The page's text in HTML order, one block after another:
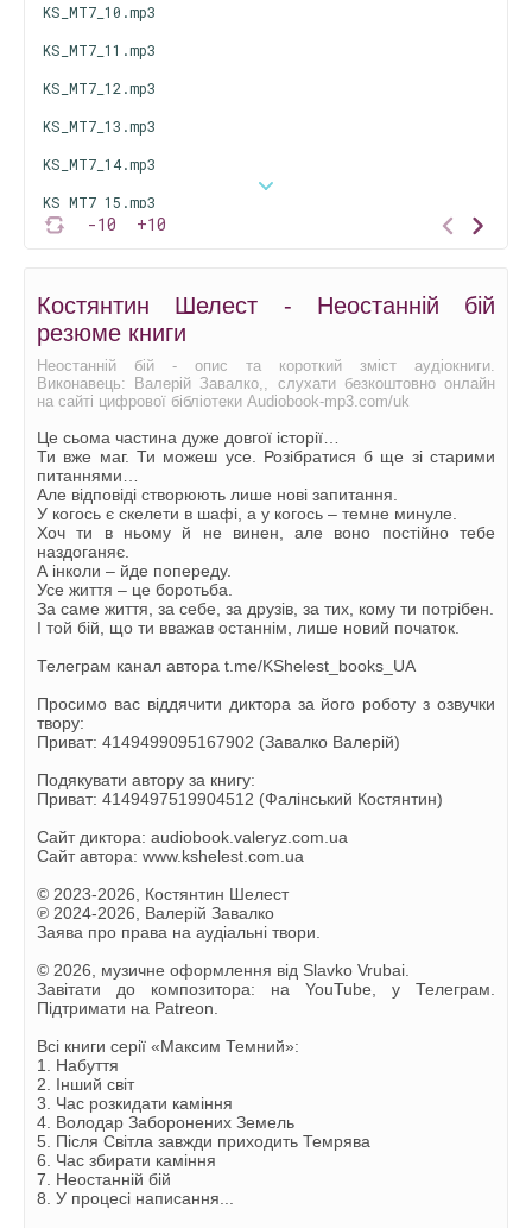
-10 +10
KS_MT7_10.mp3
KS_MT7_11.mp3
KS_MT7_12.mp3
KS_MT7_13.mp3
KS_MT7_14.mp3
KS_MT7_15.mp3
KS_MT7_16.mp3
KS_MT7_18.mp3
KS_MT7_20.mp3
KS_MT7_21.mp3
KS_MT7_22.mp3
KS_MT7_23.mp3
KS_MT7_24.mp3
KS_MT7_25.mp3
KS_MT7_26.mp3
KS_MT7_27.mp3
KS_MT7_28.mp3
KS_MT7_29.mp3
KS_MT7_30.mp3
KS_MT7_31.mp3
KS_MT7_32.mp3
KS_MT7_33.mp3
KS_MT7_34.mp3
KS_MT7_35 warrior.mp3
KS_MT7_36.mp3
KS_MT7_37.mp3
KS_MT7_38.mp3
KS_MT7_39.mp3
KS_MT7_40.mp3
Костянтин Шелест - Неостанній бій
резюме книги
Неостанній бій - опис та короткий зміст аудіокниги.
Виконавець: Валерій Завалко,, слухати безкоштовно онлайн
на сайті цифрової бібліотеки Audiobook-mp3.com/uk
Це сьома частина дуже довгої історії…
Ти вже маг. Ти можеш усе. Розібратися б ще зі старими
питаннями…
Але відповіді створюють лише нові запитання.
У когось є скелети в шафі, а у когось – темне минуле.
Хоч ти в ньому й не винен, але воно постійно тебе
наздоганяє.
А інколи – йде попереду.
Усе життя – це боротьба.
За саме життя, за себе, за друзів, за тих, кому ти потрібен.
І той бій, що ти вважав останнім, лише новий початок.
Телеграм канал автора t.me/KShelest_books_UA
Просимо вас віддячити диктора за його роботу з озвучки
твору:
Приват: 4149499095167902 (Завалко Валерій)
Подякувати автору за книгу:
Приват: 4149497519904512 (Фалінський Костянтин)
Сайт диктора: audiobook.valeryz.com.ua
Сайт автора: www.kshelest.com.ua
© 2023-2026, Костянтин Шелест
℗ 2024-2026, Валерій Завалко
Заява про права на аудіальні твори.
© 2026, музичне оформлення від Slavko Vrubai.
Завітати до композитора: на YouTube, у Телеграм.
Підтримати на Patreon.
Всі книги серії «Максим Темний»:
1. Набуття
2. Інший світ
3. Час розкидати каміння
4. Володар Заборонених Земель
5. Після Світла завжди приходить Темрява
6. Час збирати каміння
7. Неостанній бій
8. У процесі написання...